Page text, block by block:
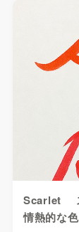
Scarlet
情熱的な